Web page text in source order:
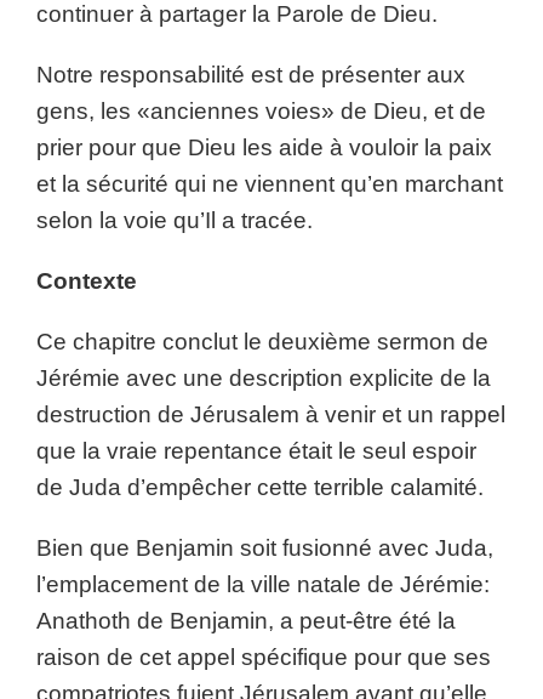
continuer à partager la Parole de Dieu.
Notre responsabilité est de présenter aux
gens, les «anciennes voies» de Dieu, et de
prier pour que Dieu les aide à vouloir la paix
et la sécurité qui ne viennent qu’en marchant
selon la voie qu’Il a tracée.
Contexte
Ce chapitre conclut le deuxième sermon de
Jérémie avec une description explicite de la
destruction de Jérusalem à venir et un rappel
que la vraie repentance était le seul espoir
de Juda d’empêcher cette terrible calamité.
Bien que Benjamin soit fusionné avec Juda,
l’emplacement de la ville natale de Jérémie:
Anathoth de Benjamin, a peut-être été la
raison de cet appel spécifique pour que ses
compatriotes fuient Jérusalem avant qu’elle